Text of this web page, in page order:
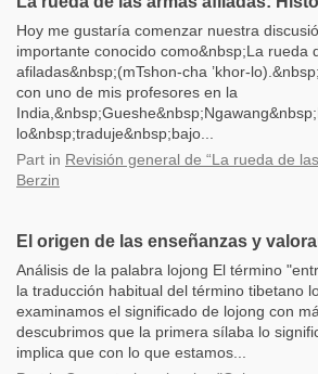
Hoy me gustaría comenzar nuestra
importante conocido como&nbsp;La rueda
afiladas&nbsp;(mTshon-cha ’khor-
con uno de mis profesores en la
lo&nbsp;traduje&nbsp;bajo...
Part in Revisión general de “La rueda de
Berzin
El origen de las enseñanzas y
Análisis de la palabra lojong El término
la traducción habitual del término tibetano
examinamos el significado de lojong con
descubrimos que la primera sílaba lo
implica que con lo que estamos...